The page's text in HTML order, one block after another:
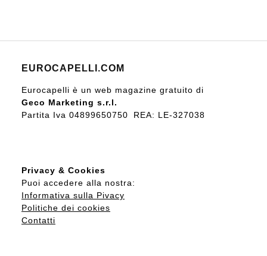
EUROCAPELLI.COM
Eurocapelli è un web magazine gratuito di
Geco Marketing s.r.l.
Partita Iva 04899650750 REA: LE-327038
Privacy & Cookies
Puoi accedere alla nostra:
Informativa sulla Pivacy
Politiche dei cookies
Contatti